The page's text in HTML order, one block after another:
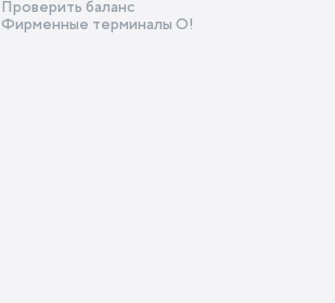
Проверить баланс
Фирменные терминалы О!